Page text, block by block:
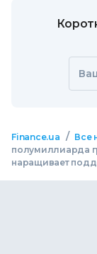
Finance.ua / Все
полумиллиарда
наращивает